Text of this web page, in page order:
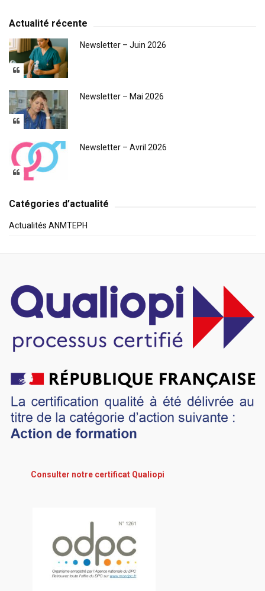
Actualité récente
Newsletter – Juin 2026
Newsletter – Mai 2026
Newsletter – Avril 2026
Catégories d’actualité
Actualités ANMTEPH
Consulter notre certificat Qualiopi